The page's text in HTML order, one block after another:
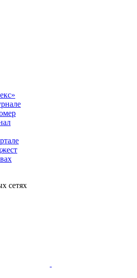
сетях